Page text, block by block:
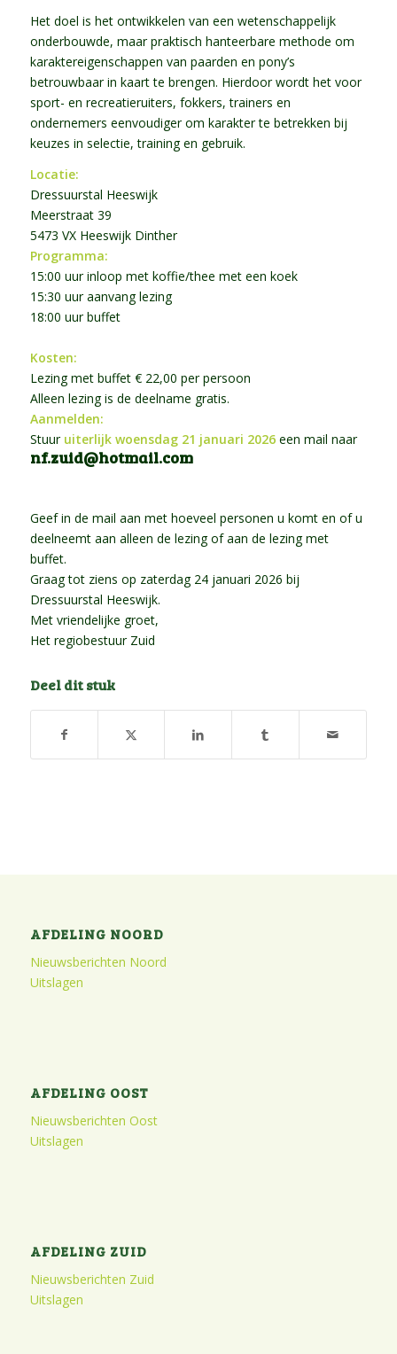
Het doel is het ontwikkelen van een wetenschappelijk
onderbouwde, maar praktisch hanteerbare methode om
karaktereigenschappen van paarden en pony’s
betrouwbaar in kaart te brengen. Hierdoor wordt het voor
sport- en recreatieruiters, fokkers, trainers en
ondernemers eenvoudiger om karakter te betrekken bij
keuzes in selectie, training en gebruik.
Locatie:
Dressuurstal Heeswijk
Meerstraat 39
5473 VX Heeswijk Dinther
Programma:
15:00 uur inloop met koffie/thee met een koek
15:30 uur aanvang lezing
18:00 uur buffet
Kosten:
Lezing met buffet € 22,00 per persoon
Alleen lezing is de deelname gratis.
Aanmelden:
Stuur uiterlijk woensdag 21 januari 2026een mail naar
nf.zuid@hotmail.com
Geef in de mail aan met hoeveel personen u komt en of u
deelneemt aan alleen de lezing of aan de lezing met
buffet.
Graag tot ziens op zaterdag 24 januari 2026 bij
Dressuurstal Heeswijk.
Met vriendelijke groet,
Het regiobestuur Zuid
Deel dit stuk
AFDELING NOORD
Nieuwsberichten Noord
Uitslagen
AFDELING OOST
Nieuwsberichten Oost
Uitslagen
AFDELING ZUID
Nieuwsberichten Zuid
Uitslagen